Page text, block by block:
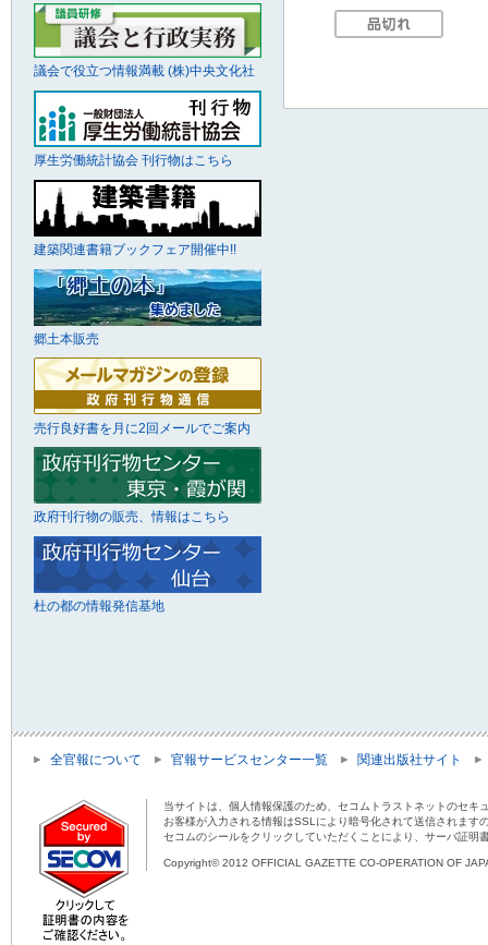
議会で役立つ情報満載 (株)中央文化社
厚生労働統計協会 刊行物はこちら
建築関連書籍ブックフェア開催中!!
郷土本販売
売行良好書を月に2回メールでご案内
政府刊行物の販売、情報はこちら
杜の都の情報発信基地
全官報について 官報サービスセンター一覧 関連出版社サイト
当サイトは、個人情報保護のため、セコムトラストネットのセキ
お客様が入力される情報はSSLにより暗号化されて送信されま
セコムのシールをクリックしていただくことにより、サーバ証明
Copyright© 2012 OFFICIAL GAZETTE CO-OPERATION OF